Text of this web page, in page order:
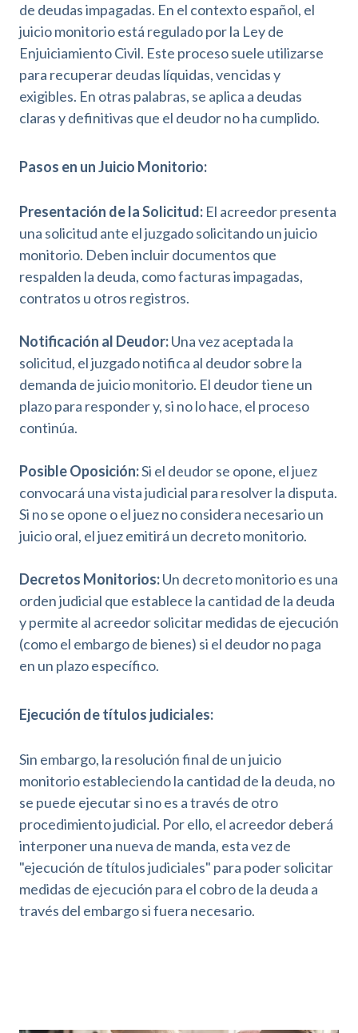
de deudas impagadas. En el contexto español, el
juicio monitorio está regulado por la Ley de
Enjuiciamiento Civil. Este proceso suele utilizarse
para recuperar deudas líquidas, vencidas y
exigibles. En otras palabras, se aplica a deudas
claras y definitivas que el deudor no ha cumplido.
Pasos en un Juicio Monitorio:
Presentación de la Solicitud: El acreedor presenta
una solicitud ante el juzgado solicitando un juicio
monitorio. Deben incluir documentos que
respalden la deuda, como facturas impagadas,
contratos u otros registros.
Notificación al Deudor:Una vez aceptada la
solicitud, el juzgado notifica al deudor sobre la
demanda de juicio monitorio. El deudor tiene un
plazo para responder y, si no lo hace, el proceso
continúa.
Posible Oposición:Si el deudor se opone, el juez
convocará una vista judicial para resolver la disputa.
Si no se opone o el juez no considera necesario un
juicio oral, el juez emitirá un decreto monitorio.
Decretos Monitorios:Un decreto monitorio es una
orden judicial que establece la cantidad de la deuda
y permite al acreedor solicitar medidas de ejecución
(como el embargo de bienes) si el deudor no paga
en un plazo específico.
Ejecución de títulos judiciales:
Sin embargo, la resolución final de un juicio
monitorio estableciendo la cantidad de la deuda, no
se puede ejecutar si no es a través de otro
procedimiento judicial. Por ello, el acreedor deberá
interponer una nueva de manda, esta vez de
"ejecución de títulos judiciales" para poder solicitar
medidas de ejecución para el cobro de la deuda a
través del embargo si fuera necesario.